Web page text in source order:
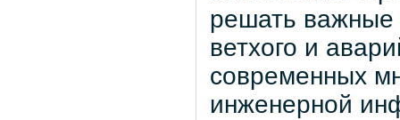
решать важные
ветхого и
современных
инженерной